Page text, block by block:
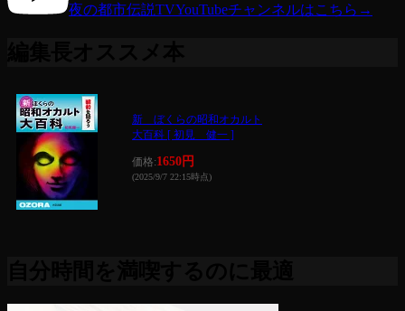
夜の都市伝説TVYouTubeチャンネルはこちら →
新 ぼくらの昭和オカルト
大百科 [ 初見 健一 ]
価格:1650円
(2025/9/7 22:15時点)